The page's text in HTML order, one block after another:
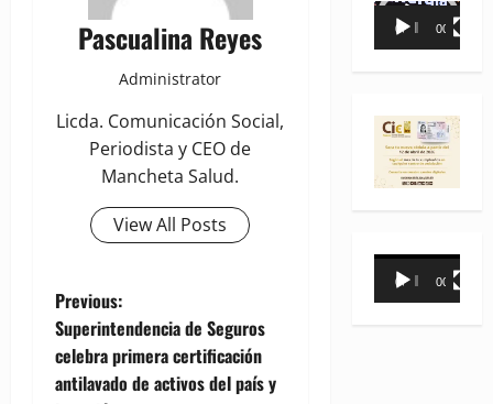
Pascualina Reyes
Administrator
Licda. Comunicación Social,
Periodista y CEO de
Mancheta Salud.
View All Posts
P
o
Previous:
Superintendencia de Seguros
celebra primera certificación
antilavado de activos del país y
Reproductor
00:00 00:35
Reproductor
00:00 00:31